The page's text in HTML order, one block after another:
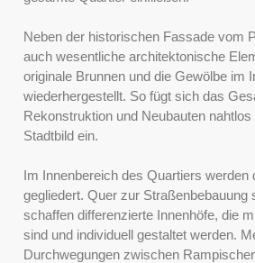
Neben der historischen Fassade vom
auch wesentliche architektonische
originale Brunnen und die Gewölbe im
wiederhergestellt. So fügt sich das
Rekonstruktion und Neubauten
Stadtbild ein.
Im Innenbereich des Quartiers werden
gegliedert. Quer zur Straßenbebauung
schaffen differenzierte Innenhöfe, die
sind und individuell gestaltet werden.
Durchwegungen zwischen